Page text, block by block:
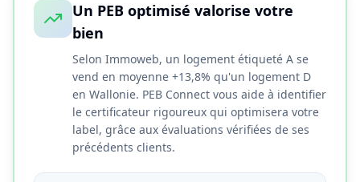
Un PEB optimisé valorise votre
bien
Selon Immoweb, un logement étiqueté A se
vend en moyenne +13,8% qu'un logement D
en Wallonie. PEB Connect vous aide à identifier
le certificateur rigoureux qui optimisera votre
label, grâce aux évaluations vérifiées de ses
précédents clients.